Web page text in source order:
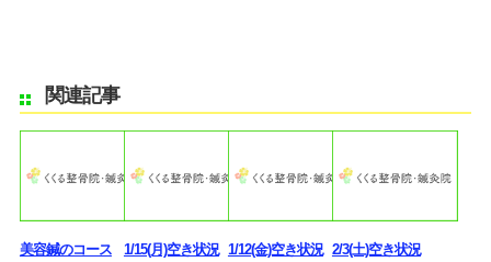
関連記事
美容鍼のコース
1/15(月)空き状況 1/12(金)空き状況 2/3(土)空き状況